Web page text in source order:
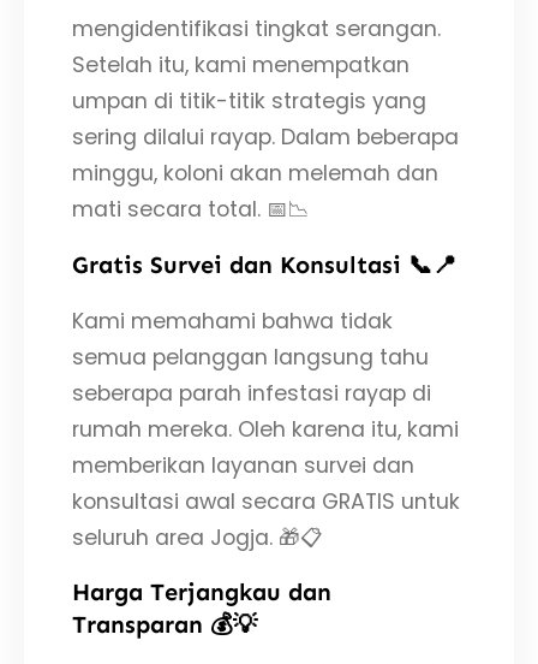
mengidentifikasi tingkat serangan.
Setelah itu, kami menempatkan
umpan di titik-titik strategis yang
sering dilalui rayap. Dalam beberapa
minggu, koloni akan melemah dan
mati secara total. 📅📉
Gratis Survei dan Konsultasi 📞📍
Kami memahami bahwa tidak
semua pelanggan langsung tahu
seberapa parah infestasi rayap di
rumah mereka. Oleh karena itu, kami
memberikan layanan survei dan
konsultasi awal secara GRATIS untuk
seluruh area Jogja. 🎁📋
Harga Terjangkau dan
Transparan 💰💡